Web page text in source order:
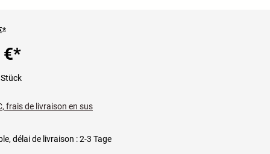
*
frais de livraison en sus
délai de livraison : 2-3 Tage